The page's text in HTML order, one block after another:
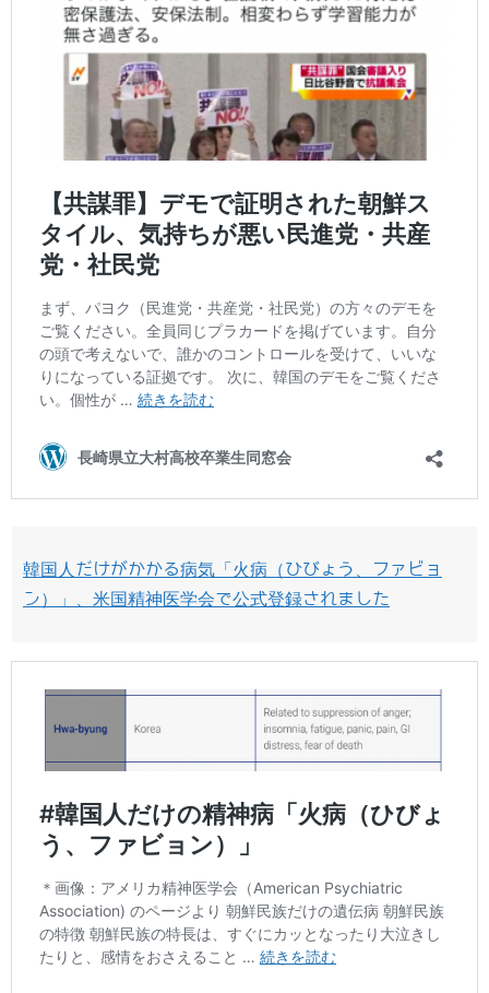
韓国人だけがかかる病気「火病（ひびょう、ファビョ
ン）」、米国精神医学会で公式登録されました